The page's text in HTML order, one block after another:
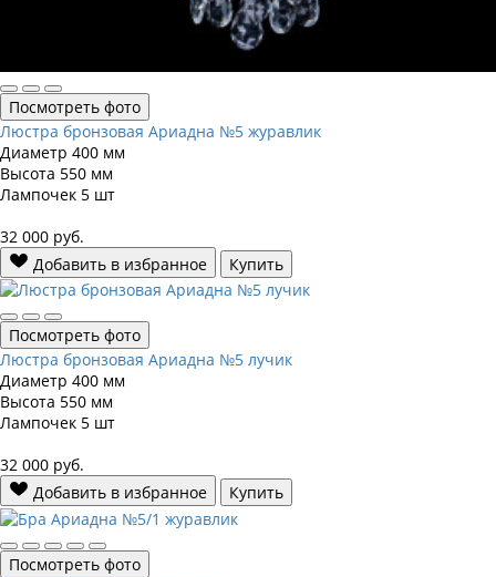
Посмотреть фото
Люстра бронзовая Ариадна №5 журавлик
Диаметр 400 мм
Высота 550 мм
Лампочек 5 шт
32 000 руб.
Добавить в избранное
Купить
Посмотреть фото
Люстра бронзовая Ариадна №5 лучик
Диаметр 400 мм
Высота 550 мм
Лампочек 5 шт
32 000 руб.
Добавить в избранное
Купить
Посмотреть фото